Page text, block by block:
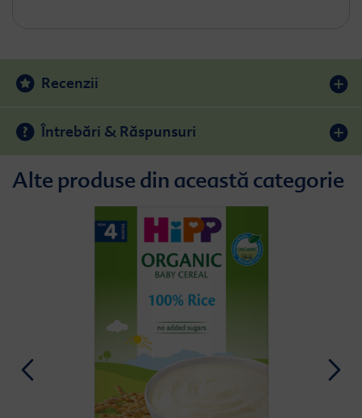
Recenzii
Întrebări & Răspunsuri
Alte produse din această categorie